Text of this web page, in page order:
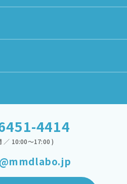
4414
／ 10:00～17:00 )